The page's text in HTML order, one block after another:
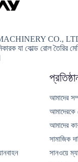
CO., LTD
যা কোল্ড রোল তৈরির
আমাদের
আমাদেরকে
আমাদের
সামাজিক
সানওয়ে